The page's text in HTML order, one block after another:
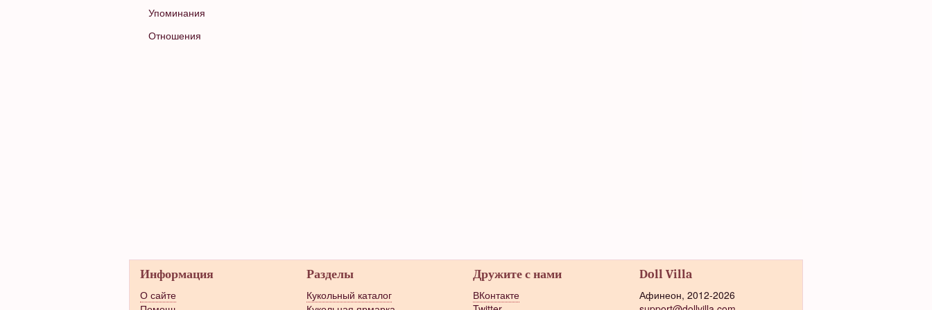
Упоминания
Отношения
Информация
О сайте
Разделы
Кукольный каталог
Дружите с нами
ВКонтакте
Doll Villa
Афинеон, 2012-2026